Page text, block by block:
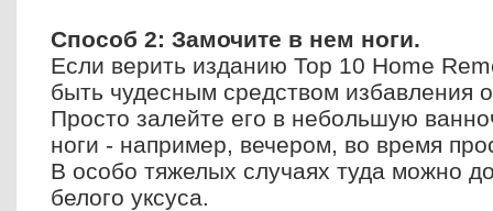
Способ 2: Замочите в нем ноги.
Если верить изданию Top 10 Home
быть чудесным средством избавления
Просто залейте его в небольшую
ноги - например, вечером, во время
В особо тяжелых случаях туда можно
белого уксуса.